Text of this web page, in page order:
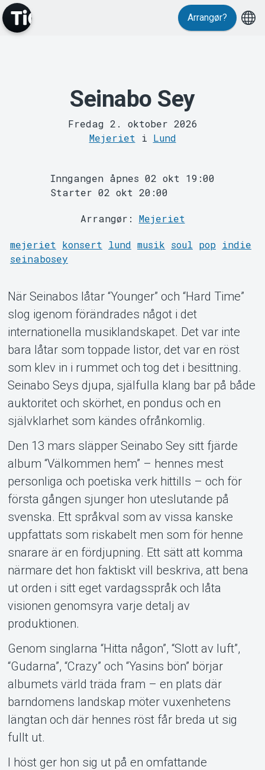
Support
Om Tickster
Arrangør?
Seinabo Sey
Fredag 2. oktober 2026
Mejeriet i Lund
Inngangen åpnes 02 okt 19:00
Starter 02 okt 20:00
Arrangør: Mejeriet
mejeriet konsert lund musik soul pop
indie
seinabosey
När Seinabos låtar “Younger” och “Hard Time”
slog igenom förändrades något i det
internationella musiklandskapet. Det var inte
bara låtar som toppade listor, det var en röst
som klev in i rummet och tog det i besittning.
Seinabo Seys djupa, själfulla klang bar på både
auktoritet och skörhet, en pondus och en
självklarhet som kändes ofrånkomlig.
Den 13 mars släpper Seinabo Sey sitt fjärde
album “Välkommen hem” – hennes mest
personliga och poetiska verk hittills – och för
första gången sjunger hon uteslutande på
svenska. Ett språkval som av vissa kanske
uppfattats som riskabelt men som för henne
snarare är en fördjupning. Ett sätt att komma
närmare det hon faktiskt vill beskriva, att bena
ut orden i sitt eget vardagsspråk och låta
visionen genomsyra varje detalj av
produktionen.
Genom singlarna “Hitta någon”, “Slott av luft”,
“Gudarna”, “Crazy” och “Yasins bön” börjar
albumets värld träda fram – en plats där
barndomens landskap möter vuxenhetens
längtan och där hennes röst får breda ut sig
fullt ut.
I höst ger hon sig ut på en omfattande